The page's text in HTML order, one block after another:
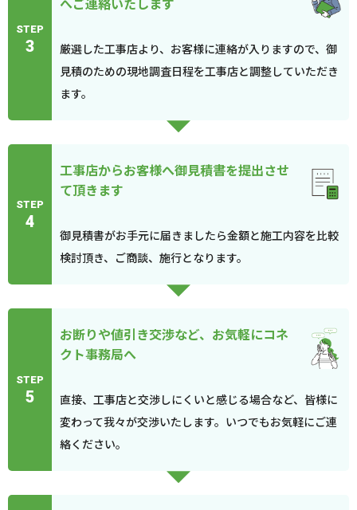
STEP
3
厳選した工事店より、お客様に連絡が入りますので、御
見積のための現地調査日程を工事店と調整していただき
ます。
STEP
4
工事店からお客様へ御見積書を提出させ
て頂きます
御見積書がお手元に届きましたら金額と施工内容を比較
検討頂き、ご商談、施行となります。
STEP
5
お断りや値引き交渉など、お気軽にコネ
クト事務局へ
直接、工事店と交渉しにくいと感じる場合など、皆様に
変わって我々が交渉いたします。いつでもお気軽にご連
絡ください。